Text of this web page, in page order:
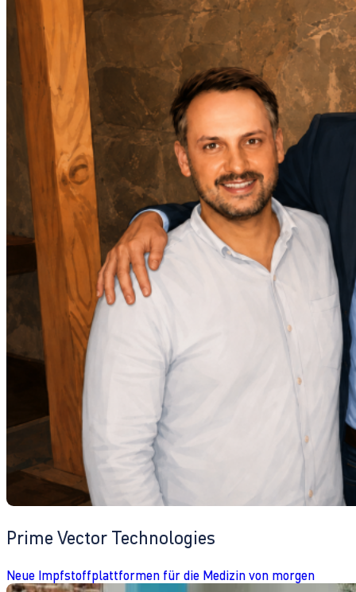
Prime Vector Technologies
Neue Impfstoffplattformen für die Medizin von morgen